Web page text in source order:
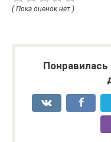
( Пока оценок нет )